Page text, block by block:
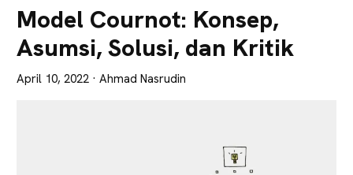
Tajam
Model Cournot: Konsep,
Asumsi, Solusi, dan Kritik
April 10, 2022 · Ahmad Nasrudin